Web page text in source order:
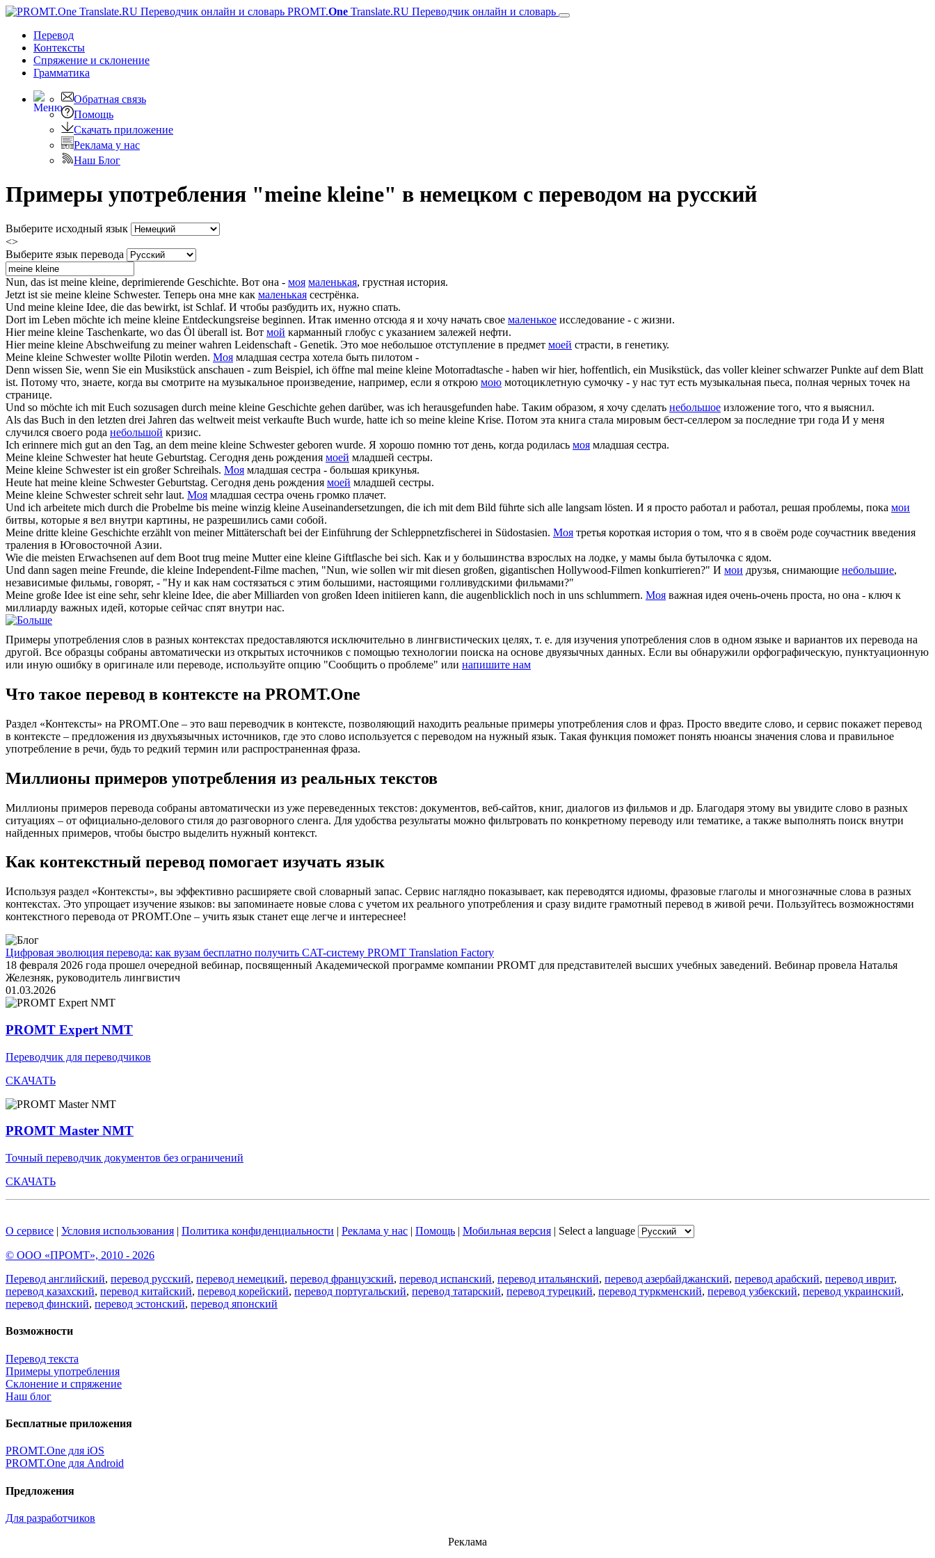
PROMT.One Translate.RU Переводчик онлайн и словарь
Перевод
Контексты
Спряжение и склонение
Грамматика
Обратная связь
Помощь
Скачать приложение
Реклама у нас
Наш Блог
Примеры употребления "meine kleine" в немецком с переводом на русский
Выберите исходный язык
<>
Выберите язык перевода
Nun, das ist meine kleine, deprimierende Geschichte. Вот она - моя маленькая, грустная история.
Jetzt ist sie meine kleine Schwester. Теперь она мне как маленькая сестрёнка.
Und meine kleine Idee, die das bewirkt, ist Schlaf. И чтобы разбудить их, нужно спать.
Dort im Leben möchte ich meine kleine Entdeckungsreise beginnen. Итак именно отсюда я и хочу начать свое маленькое исследование - с жизни.
Hiermeine kleine Taschenkarte, wo das Öl überall ist. Вот мой карманный глобус с указанием залежей нефти.
Hiermeine kleine Abschweifung zu meiner wahren Leidenschaft - Genetik. Это мое небольшое отступление в предмет моей страсти, в генетику.
Meine kleine Schwester wollte Pilotin werden. Моя младшая сестра хотела быть пилотом -
Denn wissen Sie, wenn Sie ein Musikstück anschauen - zum Beispiel, ich öffne mal meine kleine Motorradtasche - haben wir hier, hoffentlich, ein Musikstück, das voller kleiner schwarzer Punkte auf dem Blatt
ist. Потому что, знаете, когда вы смотрите на музыкальное произведение, например, если я открою мою мотоциклетную сумочку - у нас тут есть музыкальная пьеса, полная черных точек на
странице.
Und so möchte ich mit Euch sozusagen durch meine kleine Geschichte gehen darüber, was ich herausgefunden habe. Таким образом, я хочу сделать небольшое изложение того, что я выяснил.
Als das Buch in den letzten drei Jahren das weltweit meist verkaufte Buch wurde, hatte ich so meine kleine Krise. Потом эта книга стала мировым бест-селлером за последние три года И у меня
случился своего рода небольшой кризис.
Ich erinnere mich gut an den Tag, an dem meine kleine Schwester geboren wurde. Я хорошо помню тот день, когда родилась моя младшая сестра.
Meine kleine Schwester hat heute Geburtstag. Сегодня день рождения моей младшей сестры.
Meine kleine Schwester ist ein großer Schreihals. Моя младшая сестра - большая крикунья.
Heute hat meine kleine Schwester Geburtstag. Сегодня день рождения моей младшей сестры.
Meine kleine Schwester schreit sehr laut. Моя младшая сестра очень громко плачет.
Und ich arbeitete mich durch die Probelme bis meine winzig kleine Auseinandersetzungen, die ich mit dem Bild führte sich alle langsam lösten. И я просто работал и работал, решая проблемы, пока мои
битвы, которые я вел внутри картины, не разрешились сами собой.
Meine dritte kleine Geschichte erzählt von meiner Mittäterschaft bei der Einführung der Schleppnetzfischerei in Südostasien. Моя третья короткая история о том, что я в своём роде соучастник введения
траления в Юговосточной Азии.
Wie die meisten Erwachsenen auf dem Boot trug meine Mutter eine kleine Giftflasche bei sich. Как и у большинства взрослых на лодке, у мамы была бутылочка с ядом.
Und dann sagen meine Freunde, die kleine Independent-Filme machen, "Nun, wie sollen wir mit diesen großen, gigantischen Hollywood-Filmen konkurrieren?" И мои друзья, снимающие небольшие,
независимые фильмы, говорят, - "Ну и как нам состязаться с этим большими, настоящими голливудскими фильмами?"
Meine große Idee ist eine sehr, sehrkleine Idee, die aber Milliarden von großen Ideen initiieren kann, die augenblicklich noch in uns schlummern. Моя важная идея очень-очень проста, но она - ключ к
миллиарду важных идей, которые сейчас спят внутри нас.
Примеры употребления слов в разных контекстах предоставляются исключительно в лингвистических целях, т. е. для изучения употребления слов в одном языке и вариантов их перевода на
другой. Все образцы собраны автоматически из открытых источников с помощью технологии поиска на основе двуязычных данных. Если вы обнаружили орфографическую, пунктуационную
или иную ошибку в оригинале или переводе, используйте опцию "Сообщить о проблеме" или напишите нам
Что такое перевод в контексте на PROMT.One
Раздел «Контексты» на PROMT.One – это ваш переводчик в контексте, позволяющий находить реальные примеры употребления слов и фраз. Просто введите слово, и сервис покажет перевод
в контексте – предложения из двухъязычных источников, где это слово используется с переводом на нужный язык. Такая функция поможет понять нюансы значения слова и правильное
употребление в речи, будь то редкий термин или распространенная фраза.
Миллионы примеров употребления из реальных текстов
Миллионы примеров перевода собраны автоматически из уже переведенных текстов: документов, веб-сайтов, книг, диалогов из фильмов и др. Благодаря этому вы увидите слово в разных
ситуациях – от официально-делового стиля до разговорного сленга. Для удобства результаты можно фильтровать по конкретному переводу или тематике, а также выполнять поиск внутри
найденных примеров, чтобы быстро выделить нужный контекст.
Как контекстный перевод помогает изучать язык
Используя раздел «Контексты», вы эффективно расширяете свой словарный запас. Сервис наглядно показывает, как переводятся идиомы, фразовые глаголы и многозначные слова в разных
контекстах. Это упрощает изучение языков: вы запоминаете новые слова с учетом их реального употребления и сразу видите грамотный перевод в живой речи. Пользуйтесь возможностями
контекстного перевода от PROMT.One – учить язык станет еще легче и интереснее!
Цифровая эволюция перевода: как вузам бесплатно получить CAT-систему PROMT Translation Factory
18 февраля 2026 года прошел очередной вебинар, посвященный Академической программе компании PROMT для представителей высших учебных заведений. Вебинар провела Наталья
Железняк, руководитель лингвистич
01.03.2026
PROMT Expert NMT
Переводчик для переводчиков
СКАЧАТЬ
PROMT Master NMT
Точный переводчик документов без ограничений
СКАЧАТЬ
О сервисе | Условия использования | Политика конфиденциальности | Реклама у нас | Помощь | Мобильная версия | Select a language
© ООО «ПРОМТ», 2010 - 2026
Перевод английский, перевод русский, перевод немецкий, перевод французский, перевод испанский, перевод итальянский, перевод азербайджанский, перевод арабский, перевод иврит,
перевод казахский, перевод китайский, перевод корейский, перевод португальский, перевод татарский, перевод турецкий, перевод туркменский, перевод узбекский, перевод украинский,
перевод финский, перевод эстонский, перевод японский
Возможности
Перевод текста
Примеры употребления
Склонение и спряжение
Наш блог
Бесплатные приложения
PROMT.One для iOS
PROMT.One для Android
Предложения
Для разработчиков
Реклама